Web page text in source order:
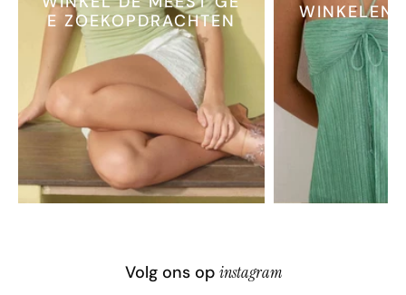
E ZOEKOPDRACHTEN
WINKELEN
Volg ons op instagram